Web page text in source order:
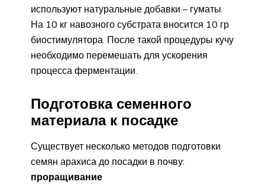
используют натуральные добавки – гуматы.
На 10 кг навозного субстрата вносится 10 гр
биостимулятора. После такой процедуры кучу
необходимо перемешать для ускорения
процесса ферментации.
Подготовка семенного
материала к посадке
Существует несколько методов подготовки
семян арахиса до посадки в почву:
проращивание